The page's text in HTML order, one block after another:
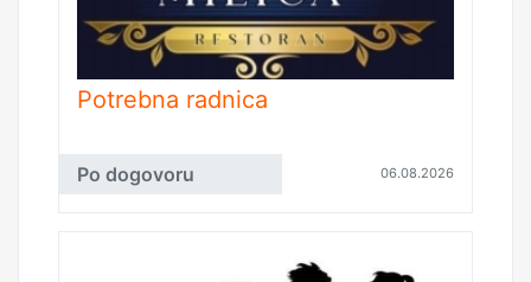
Potrebna radnica
Po dogovoru 06.08.2026